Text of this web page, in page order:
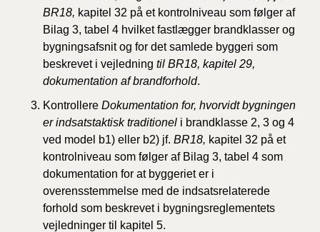
BR18, kapitel 32 på et kontrolniveau som følger af
Bilag 3, tabel 4 hvilket fastlægger brandklasser og
bygningsafsnit og for det samlede byggeri som
beskrevet i vejledning til BR18, kapitel 29,
dokumentation af brandforhold.
Kontrollere Dokumentation for, hvorvidt bygningen
er indsatstaktisk traditionel i brandklasse 2, 3 og 4
ved model b1) eller b2) jf. BR18, kapitel 32 på et
kontrolniveau som følger af Bilag 3, tabel 4 som
dokumentation for at byggeriet er i
overensstemmelse med de indsatsrelaterede
forhold som beskrevet i bygningsreglementets
vejledninger til kapitel 5.